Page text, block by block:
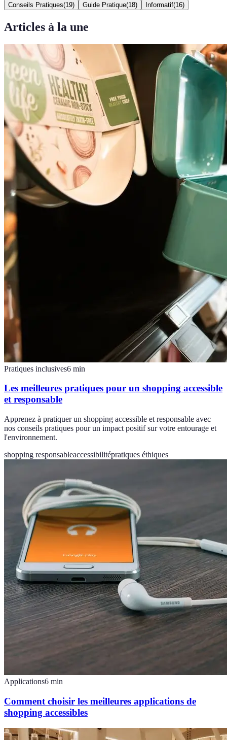
Conseils Pratiques(19) Guide Pratique(18) Informatif(16)
Articles à la une
Pratiques inclusives6 min
Les meilleures pratiques pour un shopping accessible
et responsable
Apprenez à pratiquer un shopping accessible et responsable avec
nos conseils pratiques pour un impact positif sur votre entourage et
l'environnement.
shopping responsableaccessibilitépratiques éthiques
Applications6 min
Comment choisir les meilleures applications de
shopping accessibles